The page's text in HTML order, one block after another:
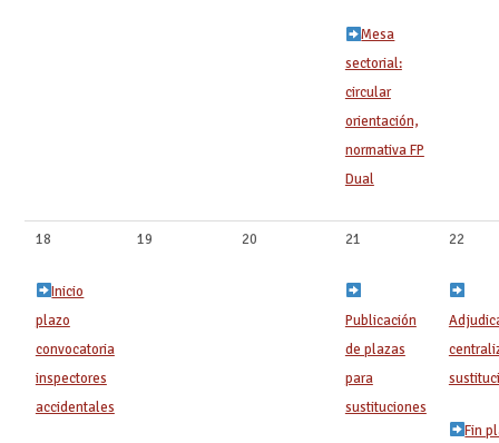
Mesa
sectorial:
circular
orientación,
normativa FP
Dual
18
Inicio
plazo
convocatoria
inspectores
accidentales
19 20 21 ‍
Publicación
de plazas
para
sustituciones
22
Fin